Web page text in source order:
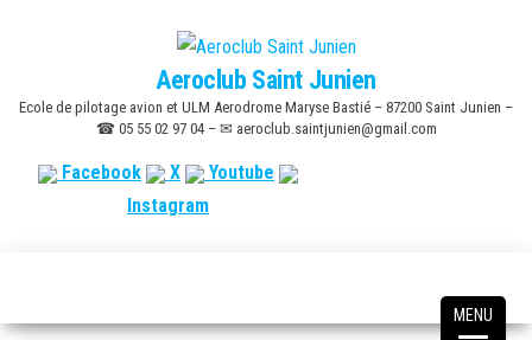
content
Aeroclub Saint Junien
Ecole de pilotage avion et ULM Aerodrome Maryse Bastié – 87200 Saint Junien –
☎ 05 55 02 97 04 – ✉ aeroclub.saintjunien@gmail.com
Facebook X
Youtube
Instagram
MENU